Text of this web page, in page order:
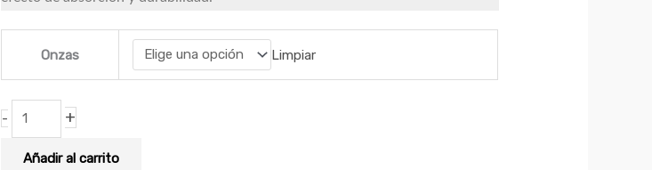
Onzas Limpiar
- +
Añadir al carrito